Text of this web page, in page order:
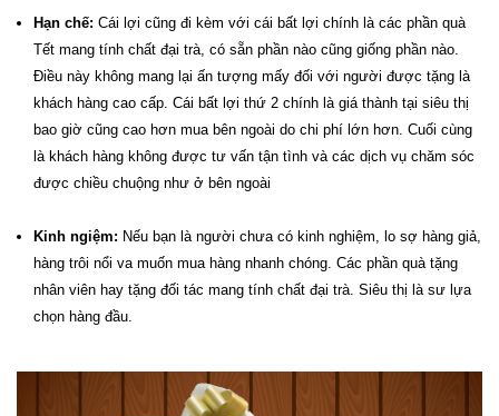
Hạn chế: Cái lợi cũng đi kèm với cái bất lợi chính là các phần quà
Tết mang tính chất đại trà, có sẵn phần nào cũng giống phần nào.
Điều này không mang lại ấn tượng mấy đối với người được tặng là
khách hàng cao cấp. Cái bất lợi thứ 2 chính là giá thành tại siêu thị
bao giờ cũng cao hơn mua bên ngoài do chi phí lớn hơn. Cuối cùng
là khách hàng không được tư vấn tận tình và các dịch vụ chăm sóc
được chiều chuộng như ở bên ngoài
Kinh ngiệm: Nếu bạn là người chưa có kinh nghiệm, lo sợ hàng giả,
hàng trôi nổi va muốn mua hàng nhanh chóng. Các phần quà tặng
nhân viên hay tặng đối tác mang tính chất đại trà. Siêu thị là sư lựa
chọn hàng đầu.